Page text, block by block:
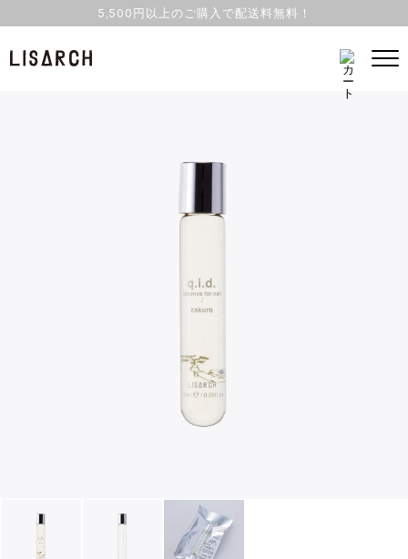
5,500円以上のご購入で配送料無料！